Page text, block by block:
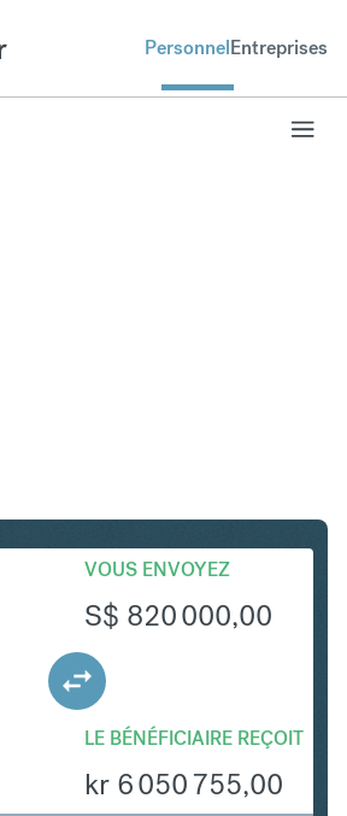
PersonnelEntreprises
VOUS ENVOYEZ
S$ 820 000,00
LE BÉNÉFICIAIRE REÇOIT
kr 6 050 755,00